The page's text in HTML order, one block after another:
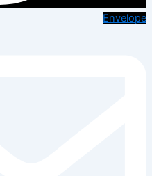
Envelope